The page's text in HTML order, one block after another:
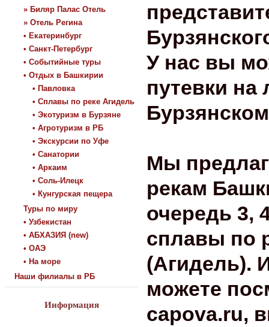
» Биляр Палас Отель
» Отель Регина
• Екатеринбург
• Санкт-Петербург
• Событийные туры
• Отдых в Башкирии
• Павловка
• Сплавы по реке Агидель
• Экотуризм в Бурзяне
• Агротуризм в РБ
• Экскурсии по Уфе
• Санатории
• Аркаим
• Соль-Илецк
• Кунгурская пещера
Туры по миру
• Узбекистан
• АБХАЗИЯ (new)
• ОАЭ
• На море
Наши филиалы в РБ
Информация
У нас вы
путевки
Мы
рекам
очередь 3,
сплавы по
(Агидель).
можете
capova.ru,